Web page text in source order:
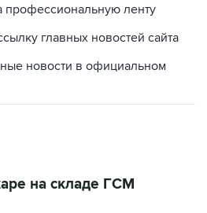
профессиональную ленту
главных новостей сайта
новости в официальном
на складе ГСМ